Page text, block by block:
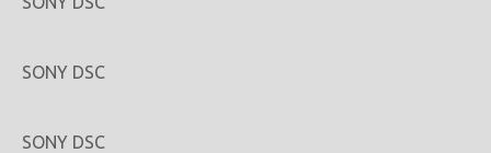
SONY DSC
SONY DSC